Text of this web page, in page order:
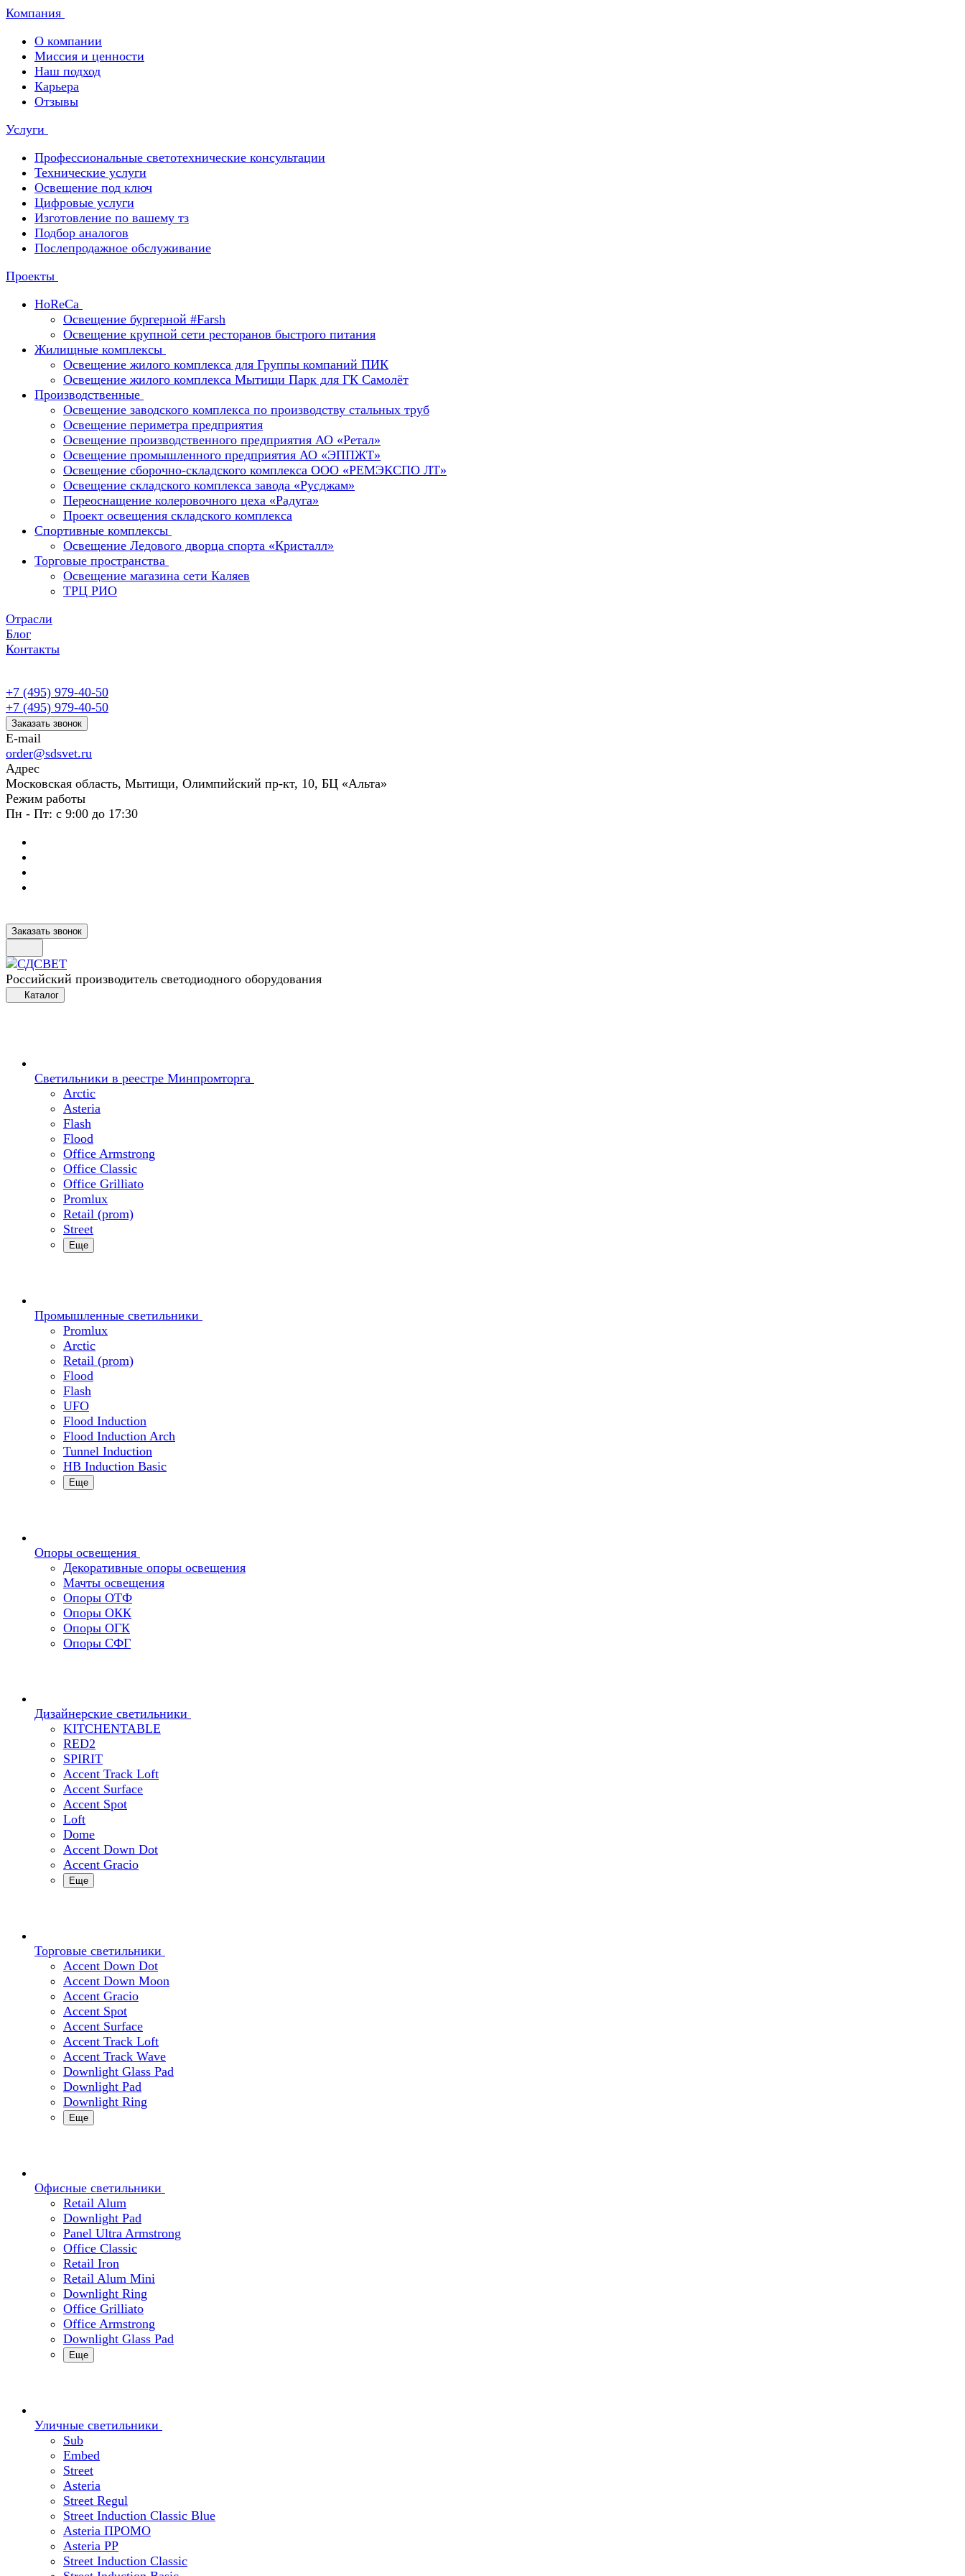
Компания
О компании
Миссия и ценности
Наш подход
Карьера
Отзывы
Услуги
Профессиональные светотехнические консультации
Технические услуги
Освещение под ключ
Цифровые услуги
Изготовление по вашему тз
Подбор аналогов
Послепродажное обслуживание
Проекты
HoReCa
Освещение бургерной #Farsh
Освещение крупной сети ресторанов быстрого питания
Жилищные комплексы
Освещение жилого комплекса для Группы компаний ПИК
Освещение жилого комплекса Мытищи Парк для ГК Самолёт
Производственные
Освещение заводского комплекса по производству стальных труб
Освещение периметра предприятия
Освещение производственного предприятия АО «Ретал»
Освещение промышленного предприятия АО «ЭППЖТ»
Освещение сборочно-складского комплекса ООО «РЕМЭКСПО ЛТ»
Освещение складского комплекса завода «Русджам»
Переоснащение колеровочного цеха «Радуга»
Проект освещения складского комплекса
Спортивные комплексы
Освещение Ледового дворца спорта «Кристалл»
Торговые пространства
Освещение магазина сети Каляев
ТРЦ РИО
Отрасли
Блог
Контакты
+7 (495) 979-40-50
+7 (495) 979-40-50
Заказать звонок
E-mail
order@sdsvet.ru
Адрес
Московская область, Мытищи, Олимпийский пр-кт, 10, БЦ «Альта»
Режим работы
Пн - Пт: с 9:00 до 17:30
Заказать звонок
Российский производитель светодиодного оборудования
Каталог
Светильники в реестре Минпромторга
Arctic
Asteria
Flash
Flood
Office Armstrong
Office Classic
Office Grilliato
Promlux
Retail (prom)
Street
Еще
Промышленные светильники
Promlux
Arctic
Retail (prom)
Flood
Flash
UFO
Flood Induction
Flood Induction Arch
Tunnel Induction
HB Induction Basic
Еще
Опоры освещения
Декоративные опоры освещения
Мачты освещения
Опоры ОТФ
Опоры ОКК
Опоры ОГК
Опоры СФГ
Дизайнерские светильники
KITCHENTABLE
RED2
SPIRIT
Accent Track Loft
Accent Surface
Accent Spot
Loft
Dome
Accent Down Dot
Accent Gracio
Еще
Торговые светильники
Accent Down Dot
Accent Down Moon
Accent Gracio
Accent Spot
Accent Surface
Accent Track Loft
Accent Track Wave
Downlight Glass Pad
Downlight Pad
Downlight Ring
Еще
Офисные светильники
Retail Alum
Downlight Pad
Panel Ultra Armstrong
Office Classic
Retail Iron
Retail Alum Mini
Downlight Ring
Office Grilliato
Office Armstrong
Downlight Glass Pad
Еще
Уличные светильники
Sub
Embed
Street
Asteria
Street Regul
Street Induction Classic Blue
Asteria ПРОМО
Asteria PP
Street Induction Classic